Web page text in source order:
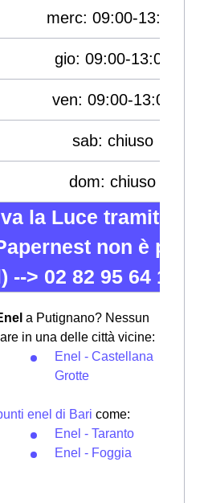
la Luce tramite
non è
--> 02 82 95 64 12
merc: 09:00-13:00
gio: 09:00-13:00
ven: 09:00-13:00
sab: chiuso
dom: chiuso
a Putignano? Nessun
in una delle città vicine:
Enel - Castellana
Grotte
enel di Bari come:
Enel - Taranto
Enel - Foggia